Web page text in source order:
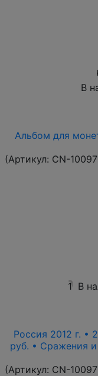
В
Альбом для
(Артикул: CN-
1 В
Россия 2012 г. •
руб. • Сражения
(Артикул: CN-10097